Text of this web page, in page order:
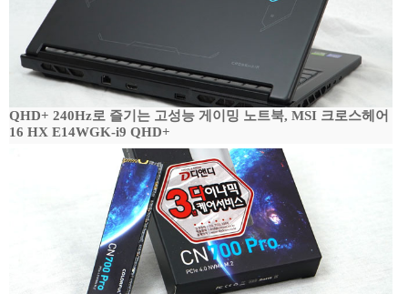
QHD+ 240Hz로 즐기는 고성능 게이밍 노트북, MSI 크로스헤어
16 HX E14WGK-i9 QHD+